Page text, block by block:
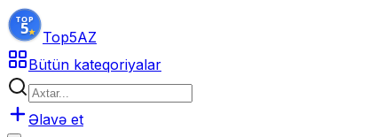
Top5AZ
Bütün kateqoriyalar
Əlavə et